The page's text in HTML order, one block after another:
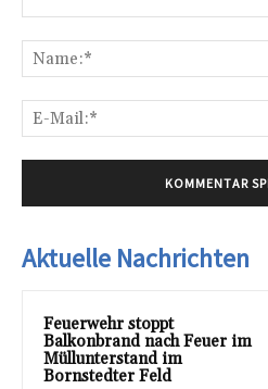
Aktuelle Nachrichten
Feuerwehr stoppt
Balkonbrand nach Feuer im
Müllunterstand im
Bornstedter Feld